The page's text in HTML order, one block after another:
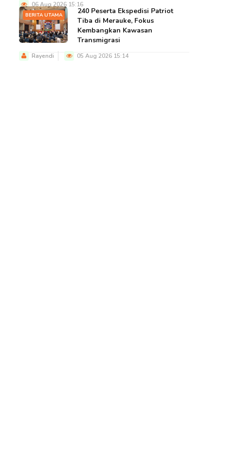
06 Aug 2026 15:16
BERITA UTAMA
240 Peserta Ekspedisi Patriot
Tiba di Merauke, Fokus
Kembangkan Kawasan
Transmigrasi
Rayendi 05 Aug 2026 15:14